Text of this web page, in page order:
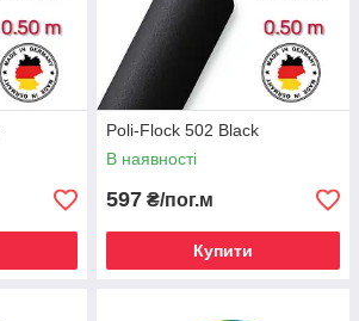
Poli-Flock 502 Black
В наявності
597 ₴/пог.м
Купити